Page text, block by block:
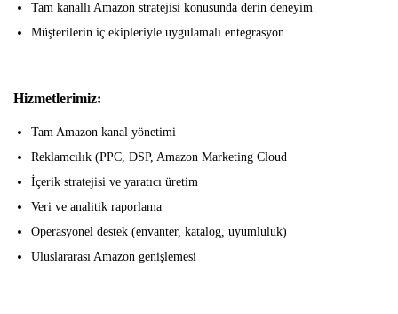
Tam kanallı Amazon stratejisi konusunda derin deneyim
Müşterilerin iç ekipleriyle uygulamalı entegrasyon
Hizmetlerimiz:
Tam Amazon kanal yönetimi
Reklamcılık (PPC, DSP, Amazon Marketing Cloud
İçerik stratejisi ve yaratıcı üretim
Veri ve analitik raporlama
Operasyonel destek (envanter, katalog, uyumluluk)
Uluslararası Amazon genişlemesi